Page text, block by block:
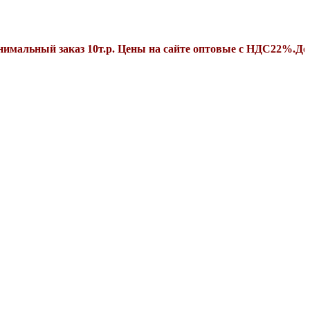
заказ 10т.р. Цены на сайте оптовые с